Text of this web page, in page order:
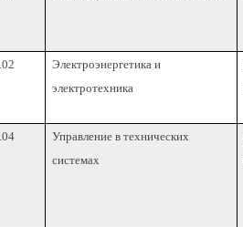
Электроэнергетика и
электротехника
Управление в технических
системах